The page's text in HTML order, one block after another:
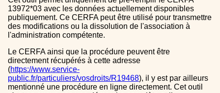
13972*03 avec les données actuellement disponibles
publiquement. Ce CERFA peut être utilisé pour transmettre
des modifications ou la dissolution de l'association à
l'administration compétente.
Le CERFA ainsi que la procédure peuvent être
directement récupérés à cette adresse
(https://www.service-
public.fr/particuliers/vosdroits/R19468), il y est par ailleurs
mentionné une procédure en ligne directement. Cet outil